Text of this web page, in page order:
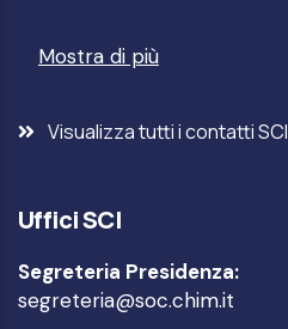
Mostra di più
Visualizza tutti i contatti SCI
Uffici SCI
Segreteria Presidenza:
segreteria@soc.chim.it